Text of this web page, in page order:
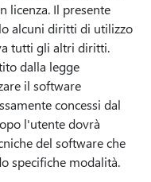
licenza. Il presente
alcuni diritti di utilizzo
tutti gli altri diritti.
dalla legge
il software
concessi dal
l'utente dovrà
del software che
specifiche modalità.